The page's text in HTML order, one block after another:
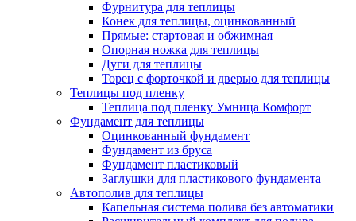
Фурнитура для теплицы
Конек для теплицы, оцинкованный
Прямые: стартовая и обжимная
Опорная ножка для теплицы
Дуги для теплицы
Торец с форточкой и дверью для теплицы
Теплицы под пленку
Теплица под пленку Умница Комфорт
Фундамент для теплицы
Оцинкованный фундамент
Фундамент из бруса
Фундамент пластиковый
Заглушки для пластикового фундамента
Автополив для теплицы
Капельная система полива без автоматики